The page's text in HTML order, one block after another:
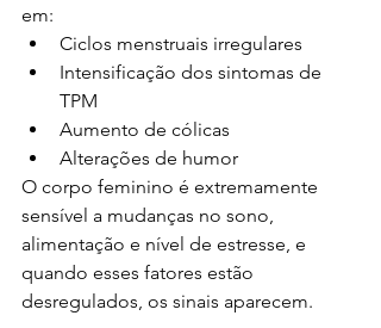
em:
Ciclos menstruais irregulares
Intensificação dos sintomas de
TPM
Aumento de cólicas
Alterações de humor
O corpo feminino é extremamente
sensível a mudanças no sono,
alimentação e nível de estresse, e
quando esses fatores estão
desregulados, os sinais aparecem.